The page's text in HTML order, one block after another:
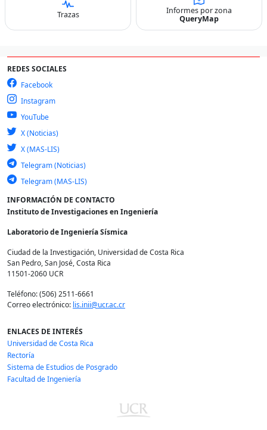
Trazas
Informes por zona
QueryMap
REDES SOCIALES
Facebook
Instagram
YouTube
X (Noticias)
X (MAS-LIS)
Telegram (Noticias)
Telegram (MAS-LIS)
INFORMACIÓN DE CONTACTO
Instituto de Investigaciones en Ingeniería
Laboratorio de Ingeniería Sísmica
Ciudad de la Investigación, Universidad de Costa Rica
San Pedro, San José, Costa Rica
11501-2060 UCR
Teléfono: (506) 2511-6661
Correo electrónico: lis.inii@ucr.ac.cr
ENLACES DE INTERÉS
Universidad de Costa Rica
Rectoría
Sistema de Estudios de Posgrado
Facultad de Ingeniería